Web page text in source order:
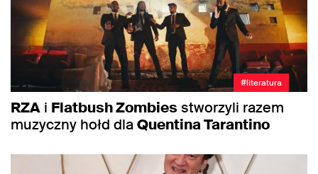
#literatura
RZA i Flatbush Zombies stworzyli razem
muzyczny hołd dlaQuentina Tarantino